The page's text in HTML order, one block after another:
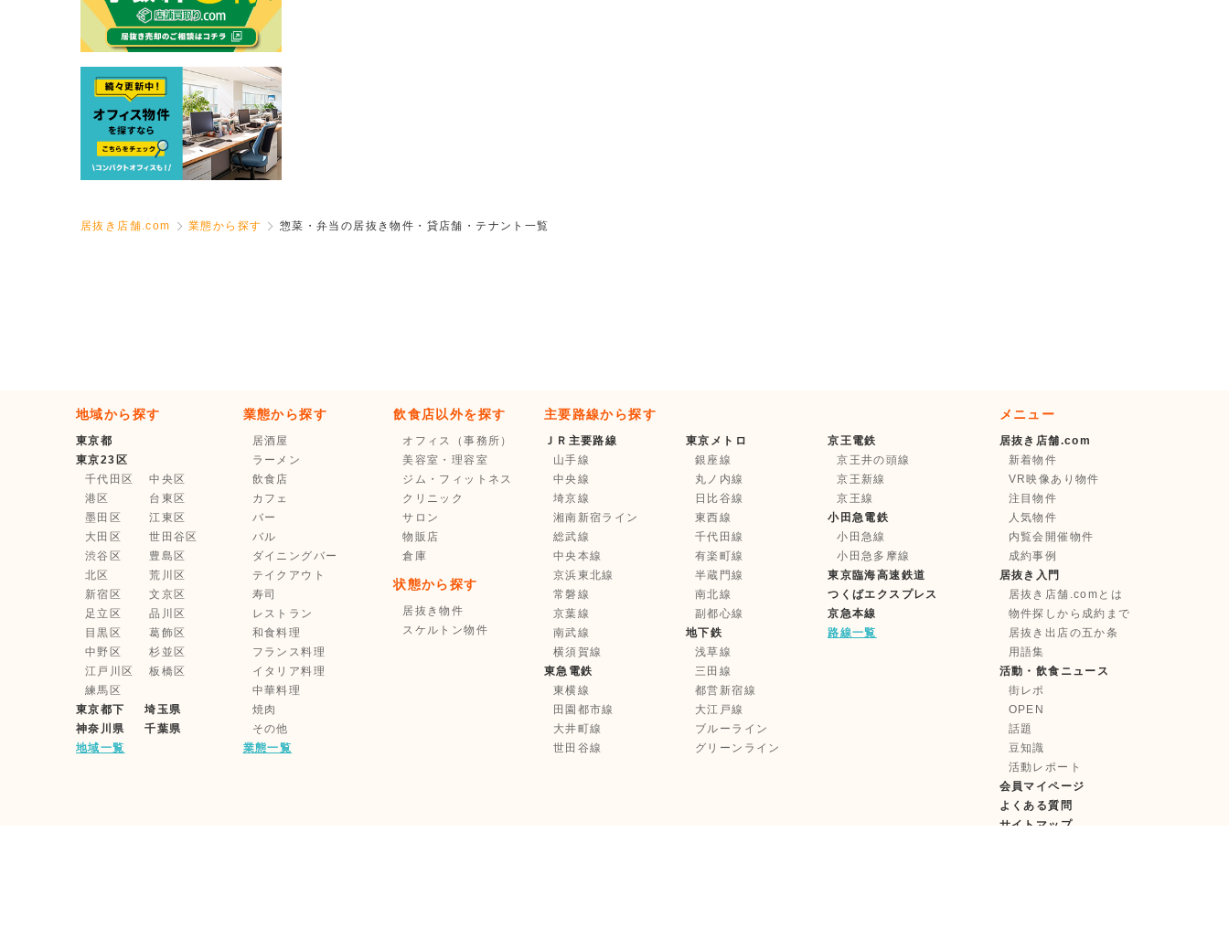
居抜き店舗.com 業態から探す 惣菜・弁当の居抜き物件・貸店舗・テナント一覧
地域から探す
東京都
東京23区
千代田区
中央区
港区
台東区
墨田区
江東区
大田区
世田谷区
渋谷区
豊島区
北区
荒川区
新宿区
文京区
足立区
品川区
目黒区
葛飾区
中野区
杉並区
江戸川区
板橋区
練馬区
東京都下
埼玉県
神奈川県
千葉県
地域一覧
業態から探す
居酒屋
ラーメン
飲食店
カフェ
バー
バル
ダイニングバー
テイクアウト
寿司
レストラン
和食料理
フランス料理
イタリア料理
中華料理
焼肉
その他
業態一覧
飲食店以外を探す
オフィス（事務所）
美容室・理容室
ジム・フィットネス
クリニック
サロン
物販店
倉庫
状態から探す
居抜き物件
スケルトン物件
主要路線から探す
ＪＲ主要路線
山手線
中央線
埼京線
湘南新宿ライン
総武線
中央本線
京浜東北線
常磐線
京葉線
南武線
横須賀線
東急電鉄
東横線
田園都市線
大井町線
世田谷線
東京メトロ
銀座線
丸ノ内線
日比谷線
東西線
千代田線
有楽町線
半蔵門線
南北線
副都心線
地下鉄
浅草線
三田線
都営新宿線
大江戸線
ブルーライン
グリーンライン
京王電鉄
京王井の頭線
京王新線
京王線
小田急電鉄
小田急線
小田急多摩線
東京臨海高速鉄道
つくばエクスプレス
京急本線
路線一覧
メニュー
居抜き店舗.com
新着物件
VR映像あり物件
注目物件
人気物件
内覧会開催物件
成約事例
居抜き入門
居抜き店舗.comとは
物件探しから成約まで
居抜き出店の五か条
用語集
活動・飲食ニュース
街レポ
OPEN
話題
豆知識
活動レポート
会員マイページ
よくある質問
サイトマップ